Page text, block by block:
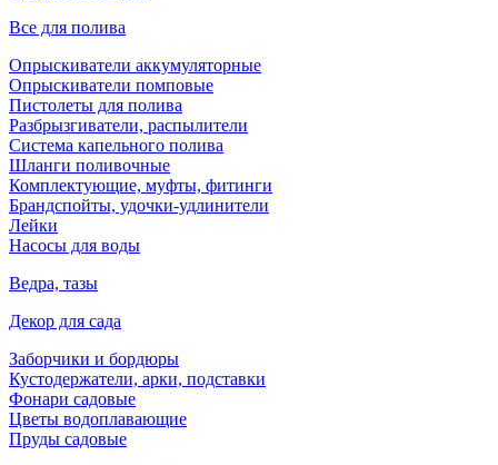
Все для полива
Опрыскиватели аккумуляторные
Опрыскиватели помповые
Пистолеты для полива
Разбрызгиватели, распылители
Система капельного полива
Шланги поливочные
Комплектующие, муфты, фитинги
Брандспойты, удочки-удлинители
Лейки
Насосы для воды
Ведра, тазы
Декор для сада
Заборчики и бордюры
Кустодержатели, арки, подставки
Фонари садовые
Цветы водоплавающие
Пруды садовые